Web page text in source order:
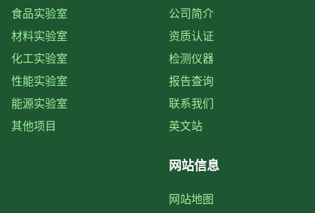
食品实验室
材料实验室
化工实验室
性能实验室
能源实验室
其他项目
公司简介
资质认证
检测仪器
报告查询
联系我们
英文站
网站信息
网站地图